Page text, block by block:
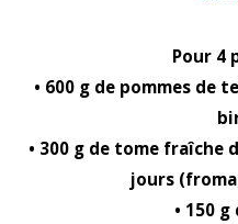
Pour 4
• 600 g de pommes de
• 300 g de tome fraîche
jours
• 150